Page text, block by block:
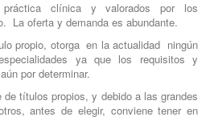
clínica y valorados por los
La oferta y demanda es abundante.
propio, otorga en la actualidad ningún
ya que los requisitos y
por determinar.
títulos propios, y debido a las grandes
antes de elegir, conviene tener en